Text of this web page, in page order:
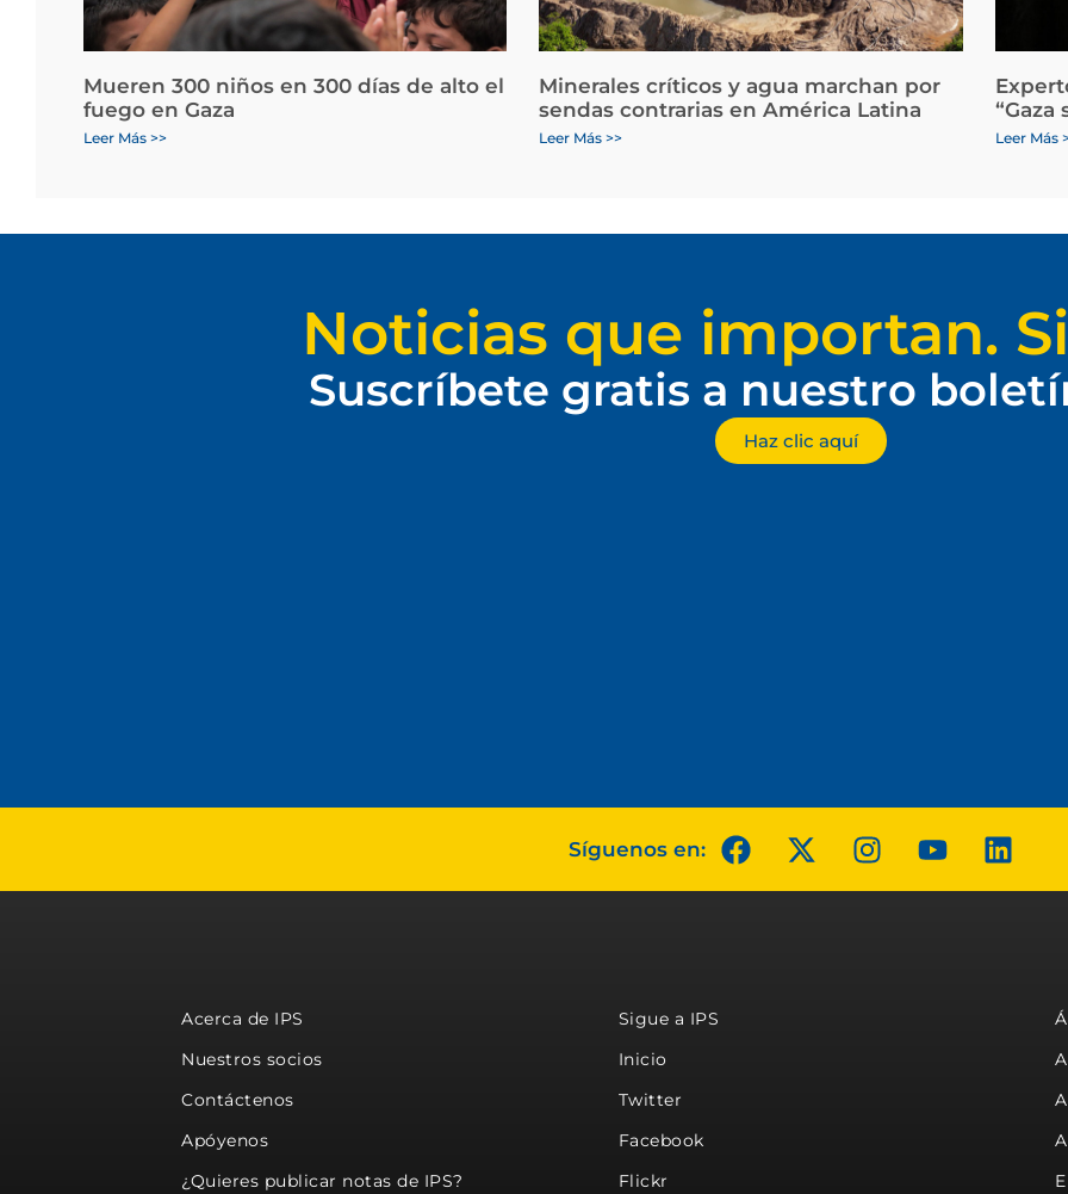
Mueren 300 niños en 300 días de alto el
fuego en Gaza
Leer Más >>
Minerales críticos y agua marchan por
sendas contrarias en América Latina
Leer Más >>
“Gaza
Leer Más
Noticias que importan.
Suscríbete gratis a nuestro
Haz clic aquí
Síguenos en:
Acerca de IPS
Nuestros socios
Contáctenos
Apóyenos
¿Quieres publicar notas de IPS?
Sigue a IPS
Inicio
Twitter
Facebook
Flickr